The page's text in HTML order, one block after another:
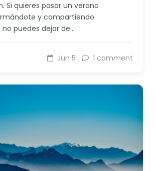
Si quieres pasar un verano
y compartiendo
puedes dejar de…
Jun 5 1 comment